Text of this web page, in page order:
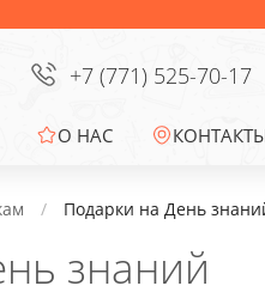
+7 (771) 525-70-17
О НАС
Подарки на День
знаний